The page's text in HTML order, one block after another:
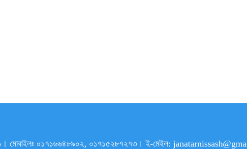
মোবাইলঃ ০১৭১৬৬৪৮৯০২, ০১৭১৫২৮৭২৭৩। ই-মেইল: